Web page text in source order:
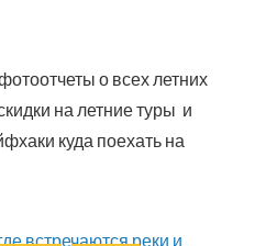
о всех летних
на летние туры и
куда поехать на